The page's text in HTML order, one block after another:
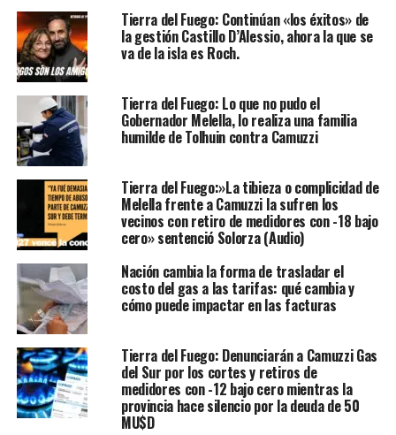
Tierra del Fuego: Continúan «los éxitos» de
la gestión Castillo D’Alessio, ahora la que se
va de la isla es Roch.
Tierra del Fuego: Lo que no pudo el
Gobernador Melella, lo realiza una familia
humilde de Tolhuin contra Camuzzi
Tierra del Fuego:»La tibieza o complicidad de
Melella frente a Camuzzi la sufren los
vecinos con retiro de medidores con -18 bajo
cero» sentenció Solorza (Audio)
Nación cambia la forma de trasladar el
costo del gas a las tarifas: qué cambia y
cómo puede impactar en las facturas
Tierra del Fuego: Denunciarán a Camuzzi Gas
del Sur por los cortes y retiros de
medidores con -12 bajo cero mientras la
provincia hace silencio por la deuda de 50
MU$D